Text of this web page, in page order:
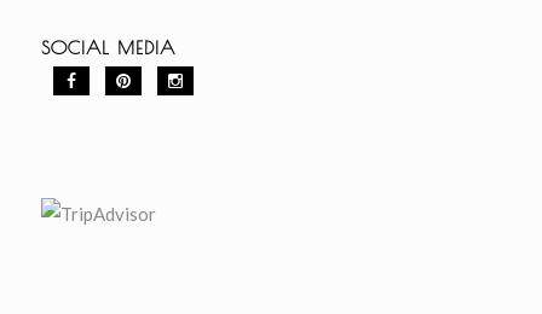
SOCIAL MEDIA